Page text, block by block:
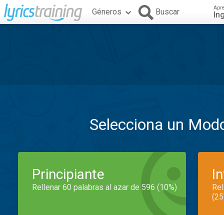
Géneros Buscar
Selecciona un
Principiante
Rellenar 60 palabras al azar de 596 (10%)